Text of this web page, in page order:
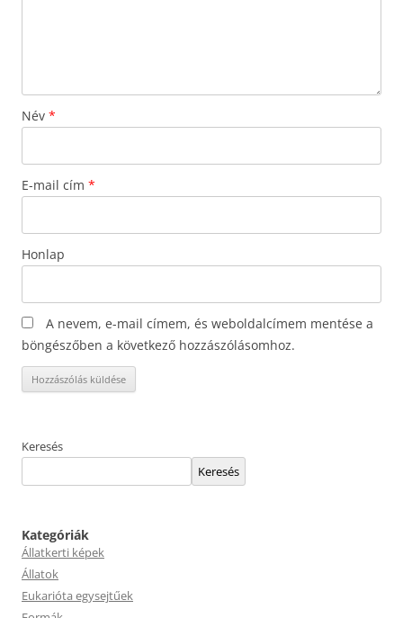
Név *
E-mail cím *
Honlap
A nevem, e-mail címem, és weboldalcímem mentése a
böngészőben a következő hozzászólásomhoz.
Keresés
Keresés
Kategóriák
Állatkerti képek
Állatok
Eukarióta egysejtűek